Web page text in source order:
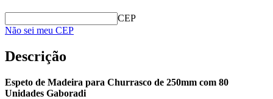
CEP
Não sei meu CEP
Descrição
Espeto de Madeira para Churrasco de 250mm com 80
Unidades Gaboradi